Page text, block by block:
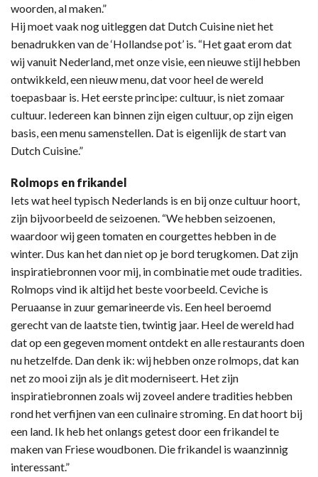
woorden, al maken.”
Hij moet vaak nog uitleggen dat Dutch Cuisine niet het
benadrukken van de ‘Hollandse pot’ is. “Het gaat erom dat
wij vanuit Nederland, met onze visie, een nieuwe stijl hebben
ontwikkeld, een nieuw menu, dat voor heel de wereld
toepasbaar is. Het eerste principe: cultuur, is niet zomaar
cultuur. Iedereen kan binnen zijn eigen cultuur, op zijn eigen
basis, een menu samenstellen. Dat is eigenlijk de start van
Dutch Cuisine.”
Rolmops en frikandel
Iets wat heel typisch Nederlands is en bij onze cultuur hoort,
zijn bijvoorbeeld de seizoenen. “We hebben seizoenen,
waardoor wij geen tomaten en courgettes hebben in de
winter. Dus kan het dan niet op je bord terugkomen. Dat zijn
inspiratiebronnen voor mij, in combinatie met oude tradities.
Rolmops vind ik altijd het beste voorbeeld. Ceviche is
Peruaanse in zuur gemarineerde vis. Een heel beroemd
gerecht van de laatste tien, twintig jaar. Heel de wereld had
dat op een gegeven moment ontdekt en alle restaurants doen
nu hetzelfde. Dan denk ik: wij hebben onze rolmops, dat kan
net zo mooi zijn als je dit moderniseert. Het zijn
inspiratiebronnen zoals wij zoveel andere tradities hebben
rond het verfijnen van een culinaire stroming. En dat hoort bij
een land. Ik heb het onlangs getest door een frikandel te
maken van Friese woudbonen. Die frikandel is waanzinnig
interessant.”